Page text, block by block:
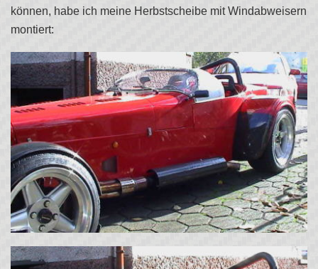
können, habe ich meine Herbstscheibe mit Windabweisern
montiert: